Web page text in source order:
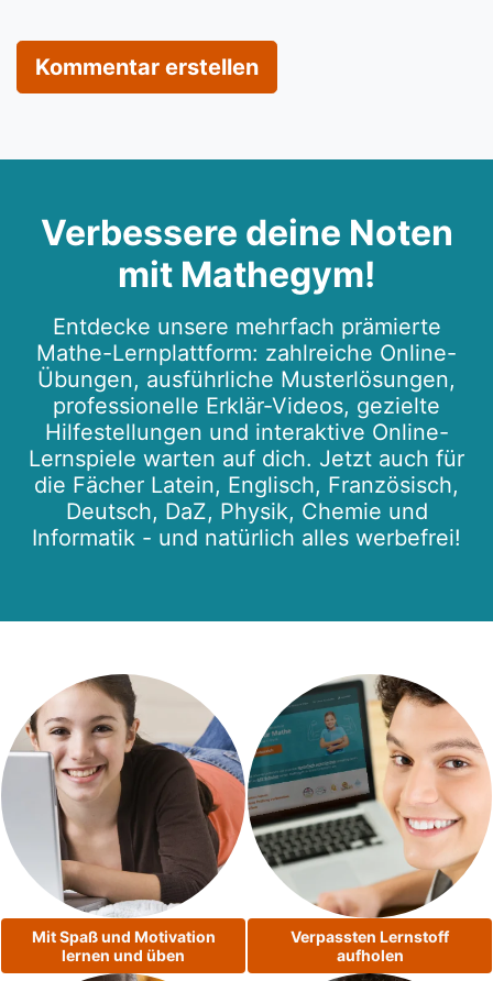
Kommentar erstellen
Verbessere deine Noten
mit Mathegym!
Entdecke unsere mehrfach prämierte
Mathe-Lernplattform: zahlreiche Online-
Übungen, ausführliche Musterlösungen,
professionelle Erklär-Videos, gezielte
Hilfestellungen und interaktive Online-
Lernspiele warten auf dich. Jetzt auch für
die Fächer Latein, Englisch, Französisch,
Deutsch, DaZ, Physik, Chemie und
Informatik - und natürlich alles werbefrei!
Mit Spaß und Motivation
lernen und üben
Verpassten Lernstoff
aufholen